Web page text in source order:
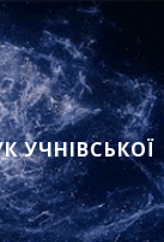
УЧНІВСЬКОЇ